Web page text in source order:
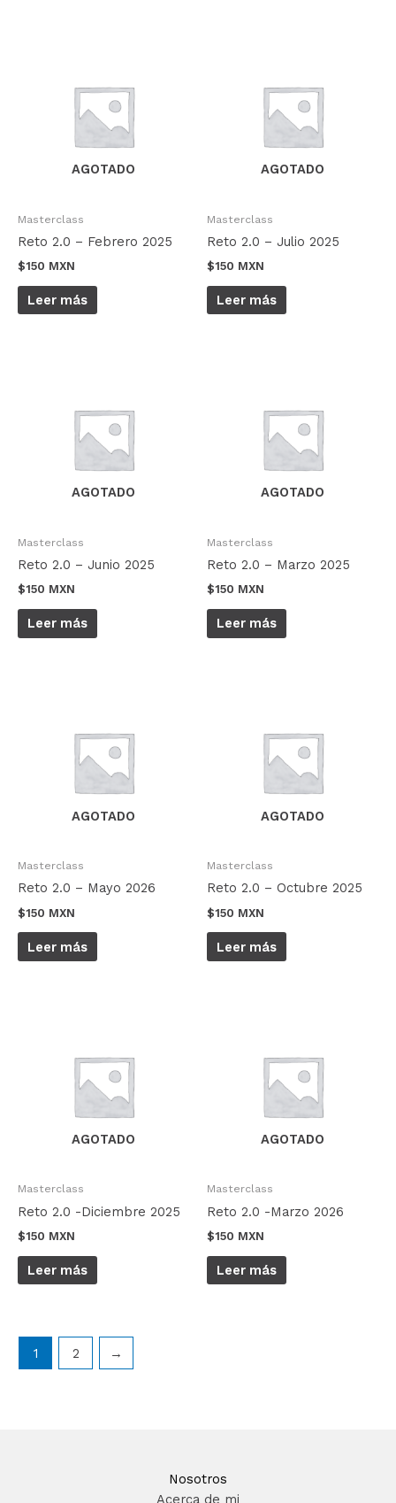
AGOTADO
Masterclass
Reto 2.0 – Febrero 2025
$150 MXN
Leer más
AGOTADO
Masterclass
Reto 2.0 – Julio 2025
$150 MXN
Leer más
AGOTADO
Masterclass
Reto 2.0 – Junio 2025
$150 MXN
Leer más
AGOTADO
Masterclass
Reto 2.0 – Marzo 2025
$150 MXN
Leer más
AGOTADO
Masterclass
Reto 2.0 – Mayo 2026
$150 MXN
Leer más
AGOTADO
Masterclass
Reto 2.0 – Octubre 2025
$150 MXN
Leer más
AGOTADO
Masterclass
Reto 2.0 -Diciembre 2025
$150 MXN
Leer más
AGOTADO
Masterclass
Reto 2.0 -Marzo 2026
$150 MXN
Leer más
1 2 →
Nosotros
Acerca de mi